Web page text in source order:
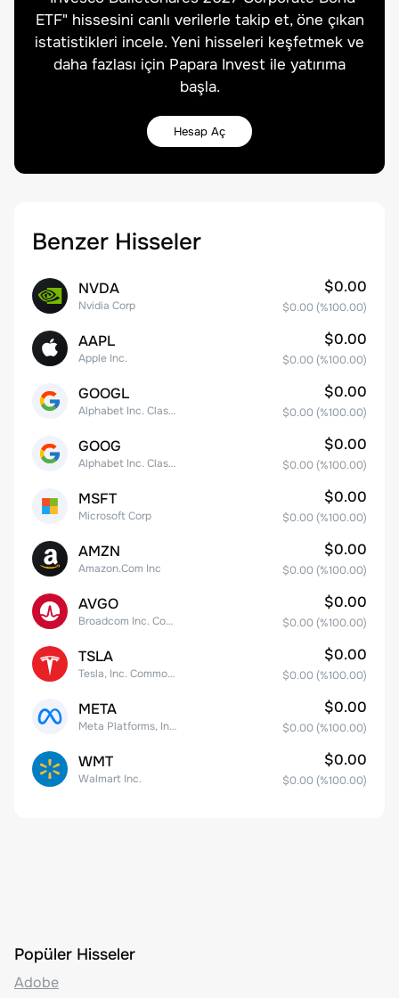
ETF" hissesini canlı verilerle takip et, öne çıkan
istatistikleri incele. Yeni hisseleri keşfetmek ve
daha fazlası için Papara Invest ile yatırıma
başla.
Hesap Aç
Benzer Hisseler
NVDA
Nvidia Corp
$0.00
$0.00 (%100.00)
AAPL
Apple Inc.
$0.00
$0.00 (%100.00)
GOOGL
Alphabet Inc. Class A Common Stock
$0.00
$0.00 (%100.00)
GOOG
Alphabet Inc. Class C Capital Stock
$0.00
$0.00 (%100.00)
MSFT
Microsoft Corp
$0.00
$0.00 (%100.00)
AMZN
Amazon.Com Inc
$0.00
$0.00 (%100.00)
AVGO
Broadcom Inc. Common Stock
$0.00
$0.00 (%100.00)
TSLA
Tesla, Inc. Common Stock
$0.00
$0.00 (%100.00)
META
Meta Platforms, Inc. Class A Common Stock
$0.00
$0.00 (%100.00)
WMT
Walmart Inc.
$0.00
$0.00 (%100.00)
Popüler Hisseler
Adobe